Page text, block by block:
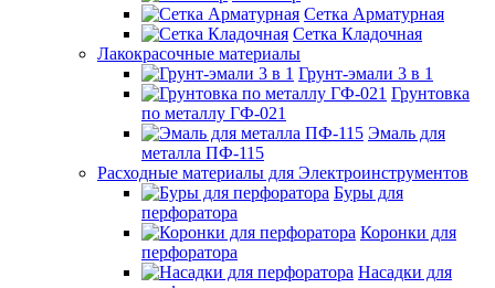
Сетка Арматурная
Сетка Кладочная
Лакокрасочные материалы
Грунт-эмали 3 в 1
Грунтовка
по металлу ГФ-021
Эмаль для
металла ПФ-115
Расходные материалы для Электроинструментов
Буры для
перфоратора
Коронки для
перфоратора
Насадки для